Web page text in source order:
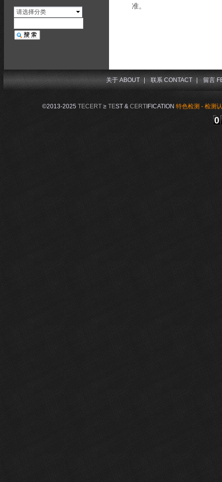
请选择分类
准。
©2013-2025 TECERT≥ TEST & CERTIFICATION 特色检测 - 检测
关于 ABOUT | 联系 CONTACT | 留言